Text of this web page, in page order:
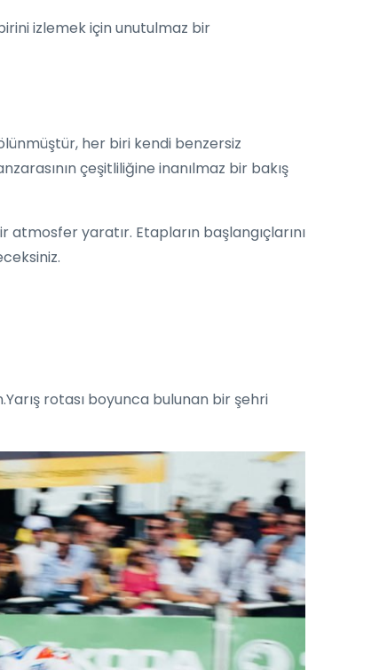
izlemek için unutulmaz bir
her biri kendi benzersiz
çeşitliliğine inanılmaz bir bakış
yaratır. Etapların başlangıçlarını
rotası boyunca bulunan bir şehri